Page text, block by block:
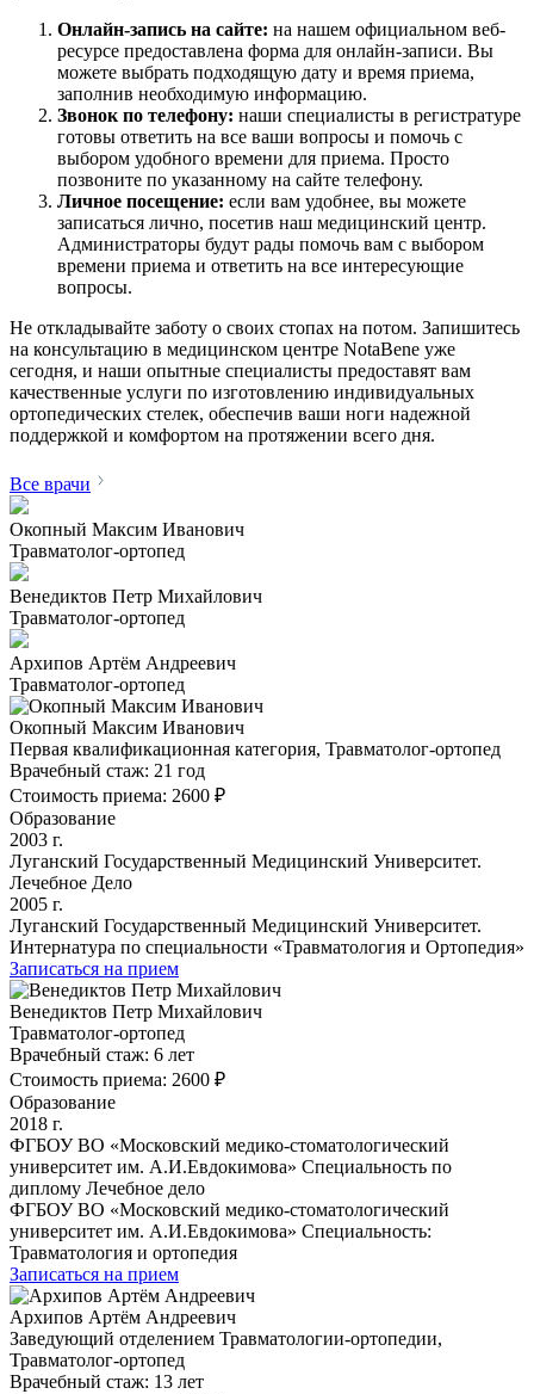
Онлайн-запись на сайте: на нашем официальном веб-
ресурсе предоставлена форма для онлайн-записи. Вы
можете выбрать подходящую дату и время приема,
заполнив необходимую информацию.
Звонок по телефону: наши специалисты в регистратуре
готовы ответить на все ваши вопросы и помочь с
выбором удобного времени для приема. Просто
позвоните по указанному на сайте телефону.
Личное посещение: если вам удобнее, вы можете
записаться лично, посетив наш медицинский центр.
Администраторы будут рады помочь вам с выбором
времени приема и ответить на все интересующие
вопросы.
Не откладывайте заботу о своих стопах на потом. Запишитесь
на консультацию в медицинском центре NotaBene уже
сегодня, и наши опытные специалисты предоставят вам
качественные услуги по изготовлению индивидуальных
ортопедических стелек, обеспечив ваши ноги надежной
поддержкой и комфортом на протяжении всего дня.
Все врачи
Окопный Максим Иванович
Травматолог-ортопед
Венедиктов Петр Михайлович
Травматолог-ортопед
Архипов Артём Андреевич
Травматолог-ортопед
Окопный Максим Иванович
Первая квалификационная категория, Травматолог-ортопед
Врачебный стаж: 21 год
Стоимость приема: 2600 ₽
Образование
2003 г.
Луганский Государственный Медицинский Университет.
Лечебное Дело
2005 г.
Луганский Государственный Медицинский Университет.
Интернатура по специальности «Травматология и Ортопедия»
Записаться на прием
Венедиктов Петр Михайлович
Травматолог-ортопед
Врачебный стаж: 6 лет
Стоимость приема: 2600 ₽
Образование
2018 г.
ФГБОУ ВО «Московский медико-стоматологический
университет им. А.И.Евдокимова» Специальность по
диплому Лечебное дело
ФГБОУ ВО «Московский медико-стоматологический
университет им. А.И.Евдокимова» Специальность:
Травматология и ортопедия
Записаться на прием
Архипов Артём Андреевич
Заведующий отделением Травматологии-ортопедии,
Травматолог-ортопед
Врачебный стаж: 13 лет